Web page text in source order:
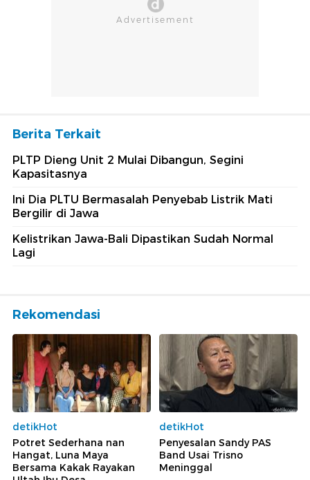
Berita Terkait
PLTP Dieng Unit 2 Mulai Dibangun, Segini
Kapasitasnya
Ini Dia PLTU Bermasalah Penyebab Listrik Mati
Bergilir di Jawa
Kelistrikan Jawa-Bali Dipastikan Sudah Normal
Lagi
Rekomendasi
detikHot
Potret Sederhana nan
Hangat, Luna Maya
Bersama Kakak Rayakan
detikHot
Penyesalan Sandy PAS
Band Usai Trisno
Meninggal